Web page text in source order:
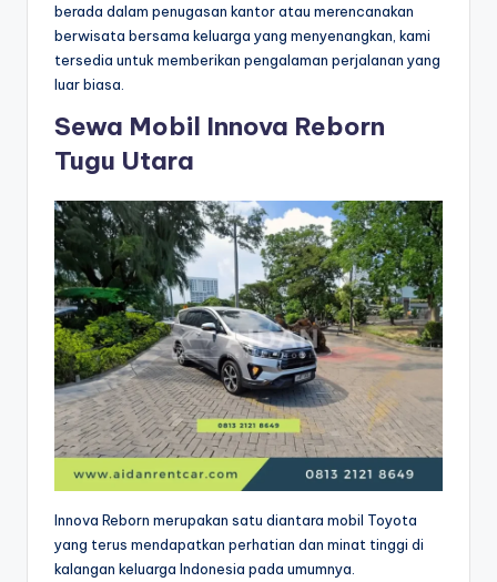
berada dalam penugasan kantor atau merencanakan
berwisata bersama keluarga yang menyenangkan, kami
tersedia untuk memberikan pengalaman perjalanan yang
luar biasa.
Sewa Mobil Innova Reborn
Tugu Utara
Innova Reborn merupakan satu diantara mobil Toyota
yang terus mendapatkan perhatian dan minat tinggi di
kalangan keluarga Indonesia pada umumnya.